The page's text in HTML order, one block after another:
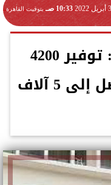
10:33 صـ بتوقيت القاهرة
وزير القوى العاملة: توفير 4200
فرصة عمل برواتب تصل إلى 5 آلاف